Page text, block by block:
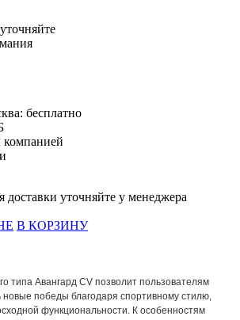
уточняйте
бесплатно
компанией
доставки уточняйте у менеджера
В КОРЗИНУ
типа Авангард CV позволит пользователям
победы благодаря спортивному стилю,
функциональности. К oсобенностям